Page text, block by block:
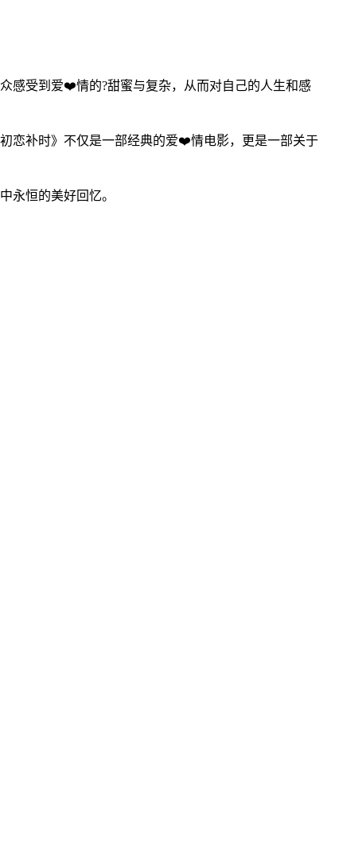
感受到爱❤️情的?甜蜜与复杂，从而对自己的人生和感
恋补时》不仅是一部经典的爱❤️情电影，更是一部关于
永恒的美好回忆。